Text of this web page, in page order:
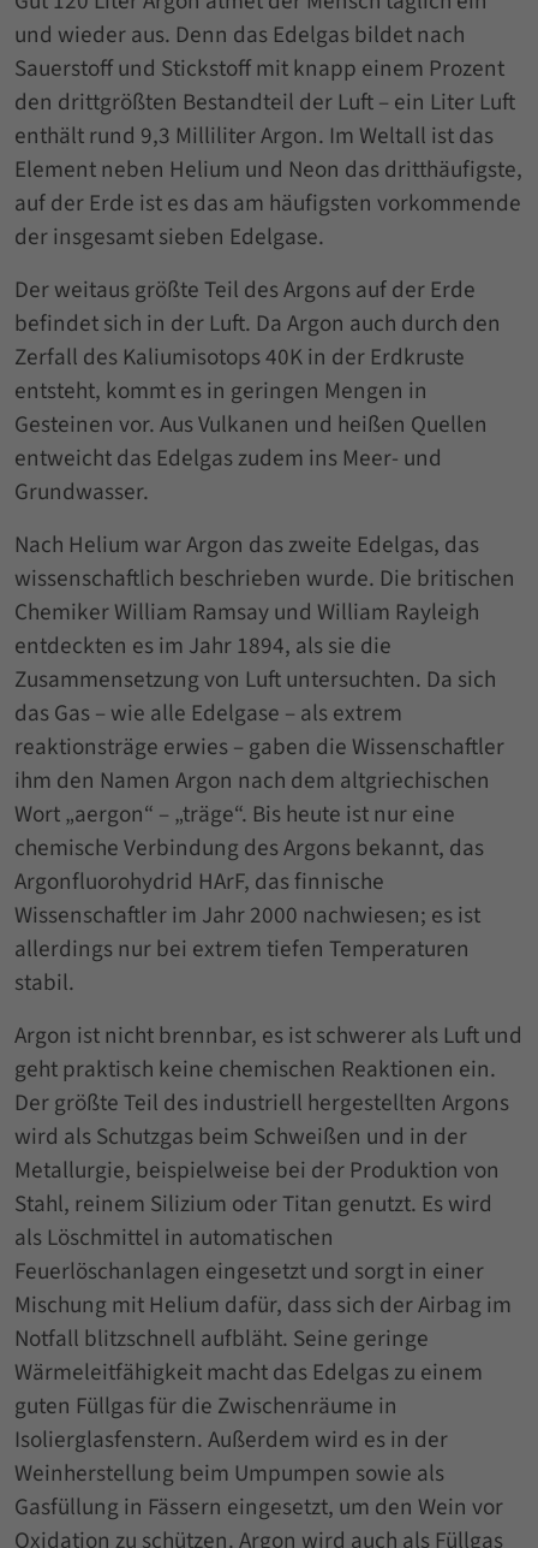
und wieder aus. Denn das Edelgas bildet nach
Sauerstoff und Stickstoff mit knapp einem Prozent
den drittgrößten Bestandteil der Luft – ein Liter Luft
enthält rund 9,3 Milliliter Argon. Im Weltall ist das
Element neben Helium und Neon das dritthäufigste,
auf der Erde ist es das am häufigsten vorkommende
der insgesamt sieben Edelgase.
Der weitaus größte Teil des Argons auf der Erde
befindet sich in der Luft. Da Argon auch durch den
Zerfall des Kaliumisotops 40K in der Erdkruste
entsteht, kommt es in geringen Mengen in
Gesteinen vor. Aus Vulkanen und heißen Quellen
entweicht das Edelgas zudem ins Meer- und
Grundwasser.
Nach Helium war Argon das zweite Edelgas, das
wissenschaftlich beschrieben wurde. Die britischen
Chemiker William Ramsay und William Rayleigh
entdeckten es im Jahr 1894, als sie die
Zusammensetzung von Luft untersuchten. Da sich
das Gas – wie alle Edelgase – als extrem
reaktionsträge erwies – gaben die Wissenschaftler
ihm den Namen Argon nach dem altgriechischen
Wort „aergon“ – „träge“. Bis heute ist nur eine
chemische Verbindung des Argons bekannt, das
Argonfluorohydrid HArF, das finnische
Wissenschaftler im Jahr 2000 nachwiesen; es ist
allerdings nur bei extrem tiefen Temperaturen
stabil.
Argon ist nicht brennbar, es ist schwerer als Luft und
geht praktisch keine chemischen Reaktionen ein.
Der größte Teil des industriell hergestellten Argons
wird als Schutzgas beim Schweißen und in der
Metallurgie, beispielweise bei der Produktion von
Stahl, reinem Silizium oder Titan genutzt. Es wird
als Löschmittel in automatischen
Feuerlöschanlagen eingesetzt und sorgt in einer
Mischung mit Helium dafür, dass sich der Airbag im
Notfall blitzschnell aufbläht. Seine geringe
Wärmeleitfähigkeit macht das Edelgas zu einem
guten Füllgas für die Zwischenräume in
Isolierglasfenstern. Außerdem wird es in der
Weinherstellung beim Umpumpen sowie als
Gasfüllung in Fässern eingesetzt, um den Wein vor
Oxidation zu schützen. Argon wird auch als Füllgas